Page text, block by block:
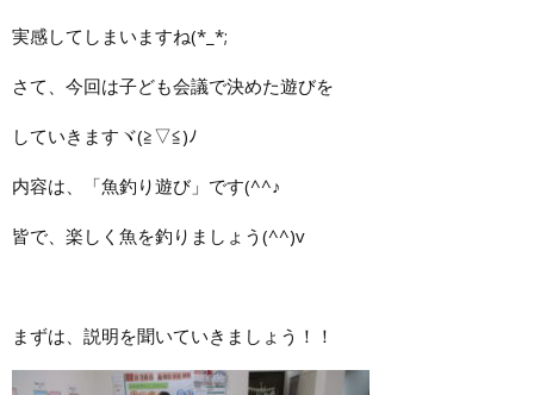
実感してしまいますね(*_*;
さて、今回は子ども会議で決めた遊びを
していきますヾ(≧▽≦)ﾉ
内容は、「魚釣り遊び」です(^^♪
皆で、楽しく魚を釣りましょう(^^)v
まずは、説明を聞いていきましょう！！